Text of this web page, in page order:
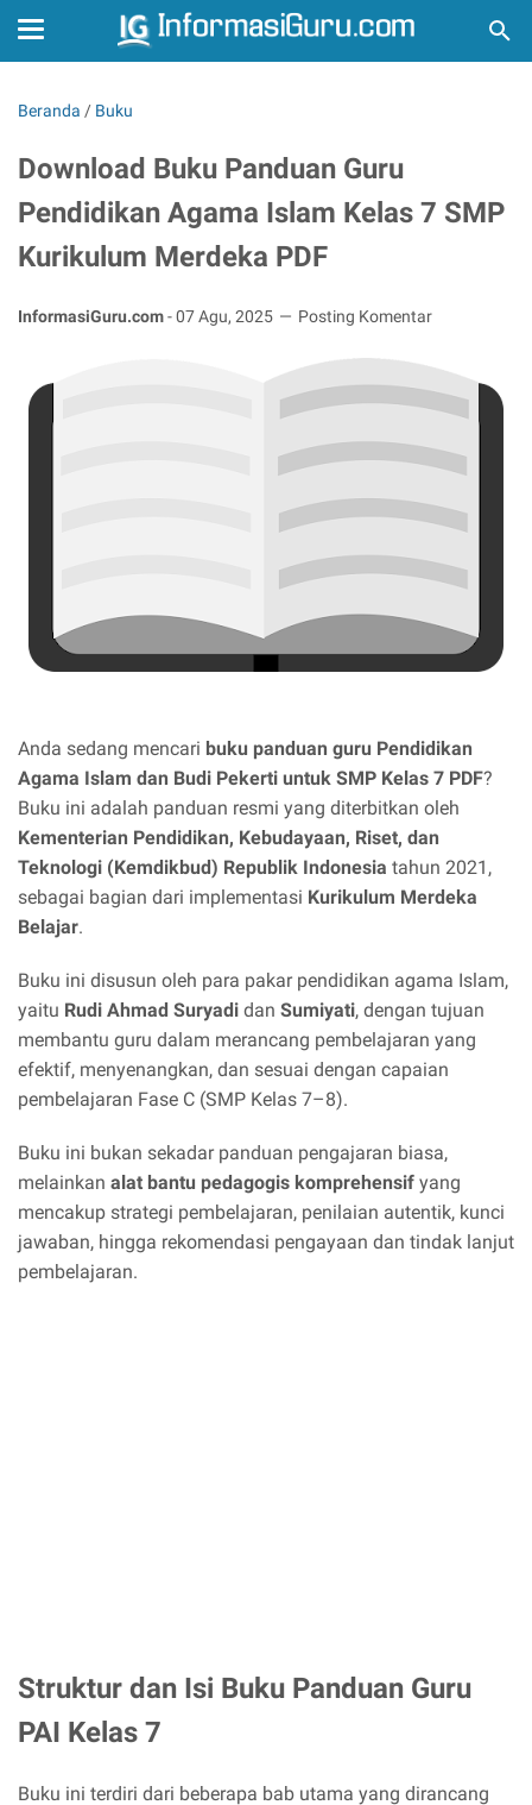
Beranda / Buku
Download Buku Panduan Guru
Pendidikan Agama Islam Kelas 7 SMP
Kurikulum Merdeka PDF
InformasiGuru.com-07 Agu, 2025 Posting Komentar
Anda sedang mencari buku panduan guru Pendidikan
Agama Islam dan Budi Pekerti untuk SMP Kelas 7 PDF?
Buku ini adalah panduan resmi yang diterbitkan oleh
Kementerian Pendidikan, Kebudayaan, Riset, dan
Teknologi (Kemdikbud) Republik Indonesia tahun 2021,
sebagai bagian dari implementasi Kurikulum Merdeka
Belajar.
Buku ini disusun oleh para pakar pendidikan agama Islam,
yaitu Rudi Ahmad Suryadi dan Sumiyati, dengan tujuan
membantu guru dalam merancang pembelajaran yang
efektif, menyenangkan, dan sesuai dengan capaian
pembelajaran Fase C (SMP Kelas 7–8).
Buku ini bukan sekadar panduan pengajaran biasa,
melainkan alat bantu pedagogis komprehensif yang
mencakup strategi pembelajaran, penilaian autentik, kunci
jawaban, hingga rekomendasi pengayaan dan tindak lanjut
pembelajaran.
Struktur dan Isi Buku Panduan Guru
PAI Kelas 7
Buku ini terdiri dari beberapa bab utama yang dirancang